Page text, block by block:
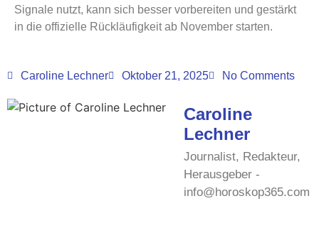
Signale nutzt, kann sich besser vorbereiten und gestärkt
in die offizielle Rückläufigkeit ab November starten.
Caroline Lechner Oktober 21, 2025 No Comments
Caroline
Lechner
Journalist, Redakteur,
Herausgeber -
info@horoskop365.com